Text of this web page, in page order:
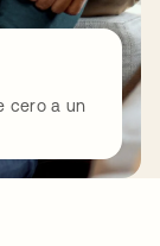
cero a un